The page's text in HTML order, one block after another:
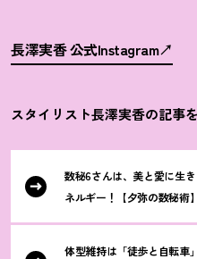
長澤実香 公式Instagram
スタイリスト長澤実香の記事
数秘6さんは、美と愛に生
ネルギー ！ 【夕弥の数秘術】
体型維持は「徒歩と自転車」